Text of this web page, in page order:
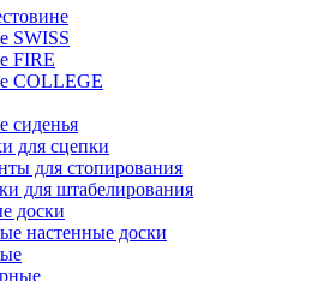
SWISS
FIRE
COLLEGE
сиденья
для сцепки
для стопирования
для штабелирования
доски
настенные доски